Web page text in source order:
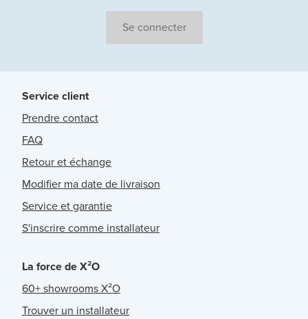
Se connecter
Service client
Prendre contact
FAQ
Retour et échange
Modifier ma date de livraison
Service et garantie
S'inscrire comme installateur
La force de X²O
60+ showrooms X²O
Trouver un installateur